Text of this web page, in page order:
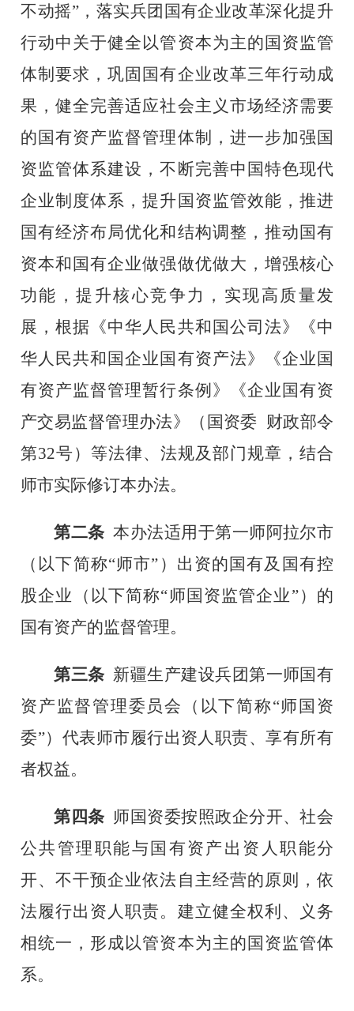
不动摇”，落实兵团国有企业改革深化提升
行动中关于健全以管资本为主的国资监管
体制要求，巩固国有企业改革三年行动成
果，健全完善适应社会主义市场经济需要
的国有资产监督管理体制，进一步加强国
资监管体系建设，不断完善中国特色现代
企业制度体系，提升国资监管效能，推进
国有经济布局优化和结构调整，推动国有
资本和国有企业做强做优做大，增强核心
功能，提升核心竞争力，实现高质量发
展，根据《中华人民共和国公司法》《中
华人民共和国企业国有资产法》《企业国
有资产监督管理暂行条例》《企业国有资
产交易监督管理办法》（国资委 财政部令
第32号）等法律、法规及部门规章，结合
师市实际修订本办法。
第二条 本办法适用于第一师阿拉尔市
（以下简称“师市”）出资的国有及国有控
股企业（以下简称“师国资监管企业”）的
国有资产的监督管理。
第三条 新疆生产建设兵团第一师国有
资产监督管理委员会（以下简称“师国资
委”）代表师市履行出资人职责、享有所有
者权益。
第四条 师国资委按照政企分开、社会
公共管理职能与国有资产出资人职能分
开、不干预企业依法自主经营的原则，依
法履行出资人职责。建立健全权利、义务
相统一，形成以管资本为主的国资监管体
系。